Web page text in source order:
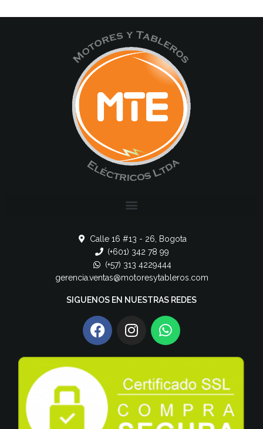
Calle 16 #13 - 26, Bogota
(+601) 342 78 99
(+57) 313 4229444
gerencia.ventas@motoresytableros.com
SIGUENOS EN NUESTRAS REDES